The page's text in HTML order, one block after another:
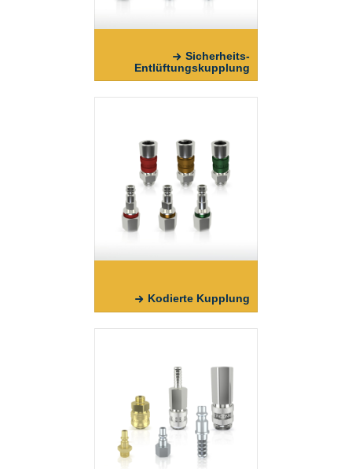
Sicherheits-
Entlüftungskupplung
Kodierte Kupplung